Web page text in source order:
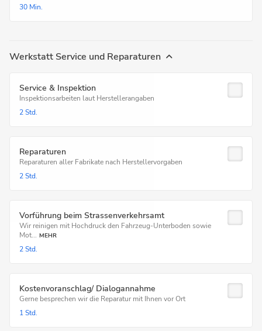
30 Min.
Werkstatt Service und Reparaturen
Service & Inspektion
Inspektionsarbeiten laut Herstellerangaben
2 Std.
Reparaturen
Reparaturen aller Fabrikate nach Herstellervorgaben
2 Std.
Vorführung beim Strassenverkehrsamt
Wir reinigen mit Hochdruck den Fahrzeug-Unterboden sowie
Mot... MEHR
2 Std.
Kostenvoranschlag/ Dialogannahme
Gerne besprechen wir die Reparatur mit Ihnen vor Ort
1 Std.